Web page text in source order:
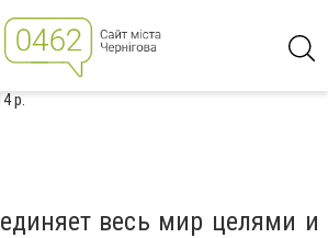
р.
весь мир целями и